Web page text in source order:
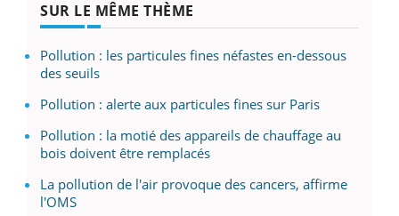
SUR LE MÊME THÈME
Pollution : les particules fines néfastes en-dessous
des seuils
Pollution : alerte aux particules fines sur Paris
Pollution : la motié des appareils de chauffage au
bois doivent être remplacés
La pollution de l'air provoque des cancers, affirme
l'OMS